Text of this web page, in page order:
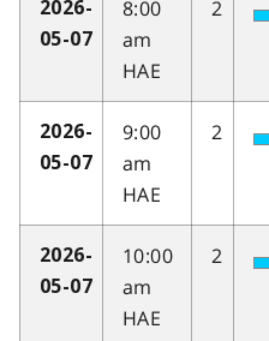
2026-
05-07
8:00
am
HAE
2
2026-
05-07
9:00
am
HAE
2
2026-
05-07
10:00
am
HAE
2